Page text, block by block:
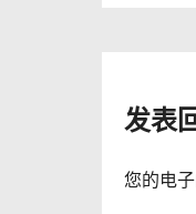
航
发表
您的电